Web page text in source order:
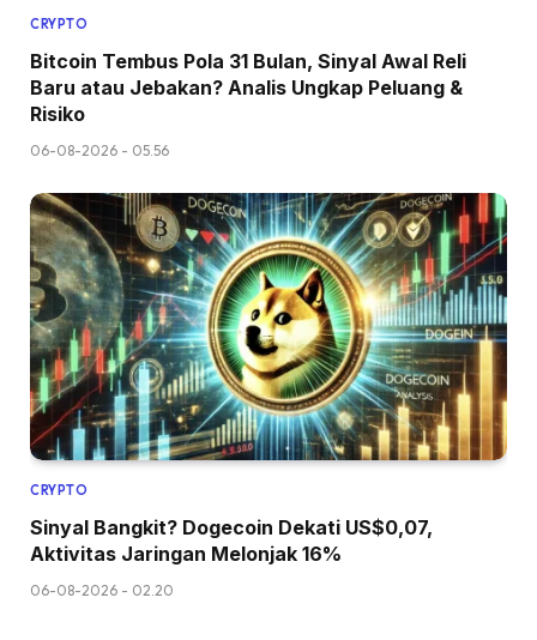
CRYPTO
Bitcoin Tembus Pola 31 Bulan, Sinyal Awal Reli
Baru atau Jebakan? Analis Ungkap Peluang &
Risiko
06-08-2026 - 05.56
CRYPTO
Sinyal Bangkit? Dogecoin Dekati US$0,07,
Aktivitas Jaringan Melonjak 16%
06-08-2026 - 02.20